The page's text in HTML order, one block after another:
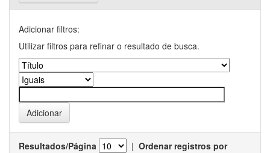
Adicionar filtros:
Utilizar filtros para refinar o resultado de busca.
Resultados/Página | Ordenar registros por